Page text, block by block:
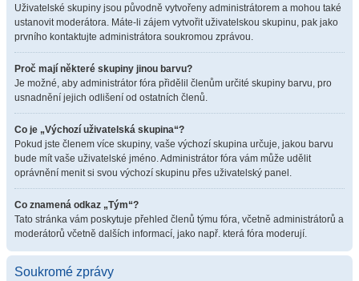
Uživatelské skupiny jsou původně vytvořeny administrátorem a mohou také
ustanovit moderátora. Máte-li zájem vytvořit uživatelskou skupinu, pak jako
prvního kontaktujte administrátora soukromou zprávou.
Proč mají některé skupiny jinou barvu?
Je možné, aby administrátor fóra přidělil členům určité skupiny barvu, pro
usnadnění jejich odlišení od ostatních členů.
Co je „Výchozí uživatelská skupina“?
Pokud jste členem více skupiny, vaše výchozí skupina určuje, jakou barvu
bude mít vaše uživatelské jméno. Administrátor fóra vám může udělit
oprávnění menit si svou výchozí skupinu přes uživatelský panel.
Co znamená odkaz „Tým“?
Tato stránka vám poskytuje přehled členů týmu fóra, včetně administrátorů a
moderátorů včetně dalších informací, jako např. která fóra moderují.
Soukromé zprávy